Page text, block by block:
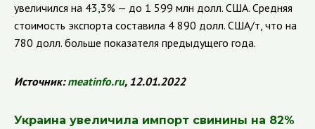
увеличился на 43,3% — до 1 599 млн долл. США. Средняя
стоимость экспорта составила 4 890 долл. США/т, что на
780 долл. больше показателя предыдущего года.
Источник:meatinfo.ru, 12.01.2022
Украина увеличила импорт свинины на 82%